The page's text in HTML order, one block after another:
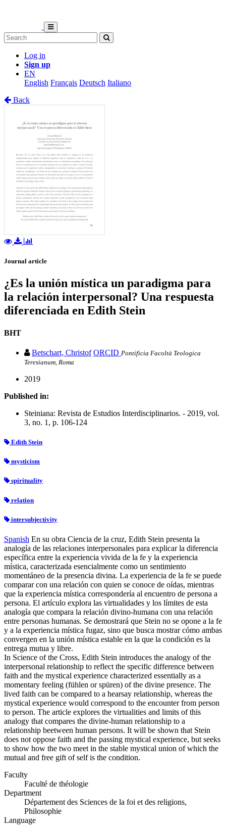
Log in
Sign up
EN
English Français Deutsch Italiano
Back
Journal article
¿Es la unión mística un paradigma para
la relación interpersonal? Una respuesta
diferenciada en Edith Stein
BHT
Betschart, Christof ORCID Pontificia Facoltà Teologica
Teresianum, Roma
2019
Published in:
Steiniana: Revista de Estudios Interdisciplinarios. - 2019, vol.
3, no. 1, p. 106-124
Edith Stein
mysticism
spirituality
relation
intersubjectivity
Spanish En su obra Ciencia de la cruz, Edith Stein presenta la
analogía de las relaciones interpersonales para explicar la diferencia
específica entre la experiencia vivida de la fe y la experiencia
mística, caracterizada esencialmente como un sentimiento
momentáneo de la presencia divina. La experiencia de la fe se puede
comparar con una relación con quien se conoce de oídas, mientras
que la experiencia mística correspondería al encuentro de persona a
persona. El artículo explora las virtualidades y los límites de esta
analogía que compara la relación divino-humana con una relación
entre personas humanas. Se demostrará que Stein no se opone a la fe
y a la experiencia mística fugaz, sino que busca mostrar cómo ambas
convergen en la unión mística estable en la que la condición es la
entrega mutua y libre.
In Science of the Cross, Edith Stein introduces the analogy of the
interpersonal relationship to reflect the specific difference between
faith and the mystical experience characterized essentially as a
momentary feeling (fühlen or spüren) of the divine presence. The
lived faith can be compared to a hearsay relationship, whereas the
mystical experience would correspond to the encounter from person
to person. The article explores the virtualities and limits of this
analogy that compares the divine-human relationship to a
relationship beetween human persons. It will be shown that Stein
does not oppose faith and the passing mystical experience, but seeks
to show how the two meet in the stable mystical union of which the
mutual and free gift of self is the condition.
Faculty
Faculté de théologie
Department
Département des Sciences de la foi et des religions,
Philosophie
Language